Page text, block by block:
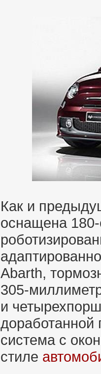
Как и
оснащена
Abarth,
305-
и
доработанной
система с
стиле